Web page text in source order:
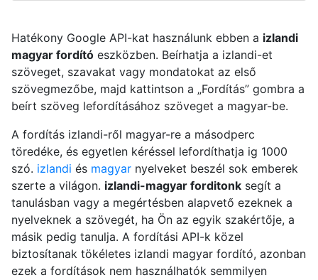
Hatékony Google API-kat használunk ebben a izlandi
magyar fordítóeszközben. Beírhatja a izlandi-et
szöveget, szavakat vagy mondatokat az első
szövegmezőbe, majd kattintson a „Fordítás” gombra a
beírt szöveg lefordításához szöveget a magyar-be.
A fordítás izlandi-ről magyar-re a másodperc
töredéke, és egyetlen kéréssel lefordíthatja ig 1000
szó. izlandi és magyarnyelveket beszél sok emberek
szerte a világon. izlandi-magyar forditonksegít a
tanulásban vagy a megértésben alapvető ezeknek a
nyelveknek a szövegét, ha Ön az egyik szakértője, a
másik pedig tanulja. A fordítási API-k közel
biztosítanak tökéletes izlandi magyar fordító, azonban
ezek a fordítások nem használhatók semmilyen